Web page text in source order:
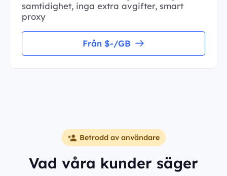
samtidighet, inga extra avgifter, smart
proxy
Från $-/GB
Betrodd av användare
Vad våra kunder säger